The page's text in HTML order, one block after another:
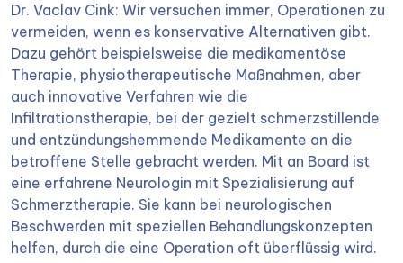
Dr. Vaclav Cink: Wir versuchen immer, Operationen zu
vermeiden, wenn es konservative Alternativen gibt.
Dazu gehört beispielsweise die medikamentöse
Therapie, physiotherapeutische Maßnahmen, aber
auch innovative Verfahren wie die
Infiltrationstherapie, bei der gezielt schmerzstillende
und entzündungshemmende Medikamente an die
betroffene Stelle gebracht werden. Mit an Board ist
eine erfahrene Neurologin mit Spezialisierung auf
Schmerztherapie. Sie kann bei neurologischen
Beschwerden mit speziellen Behandlungskonzepten
helfen, durch die eine Operation oft überflüssig wird.